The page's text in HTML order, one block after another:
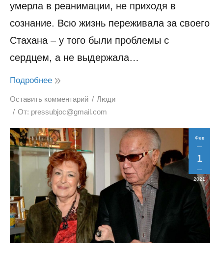
умерла в реанимации, не приходя в
сознание. Всю жизнь переживала за своего
Стахана – у того были проблемы с
сердцем, а не выдержала…
Подробнее
Оставить комментарий
Люди
От: pressubjoc@gmail.com
Фев
1
2021